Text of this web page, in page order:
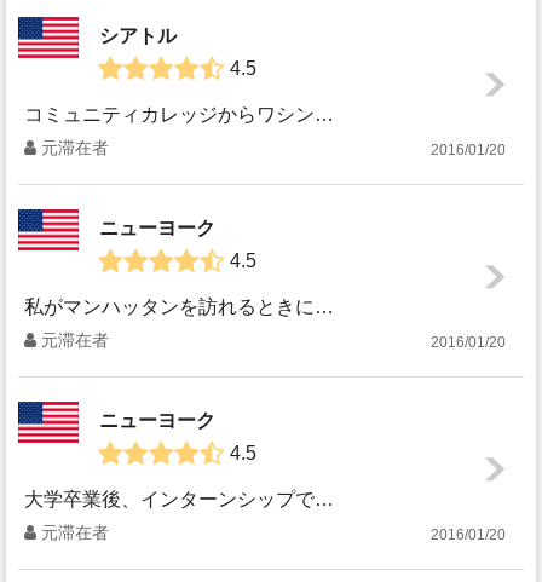
シアトル
4.5
コミュニティカレッジからワシントン大学に編入した３年間をシアトルで過ごしました。 他の方がおっしゃっているように、曇りと雨の日ばかり。でも夏の２ヶ月は何と...
元滞在者 2016/01/20
ニューヨーク
4.5
私がマンハッタンを訪れるときに一番好きだった地域はイーストビレッジです。 かわいいカフェやお店がいっぱいあるのですが、ここでは私が好きだったカフェを紹介し...
元滞在者 2016/01/20
ニューヨーク
4.5
大学卒業後、インターンシップで１年間ニューヨークの非営利団体と劇場で働きました。 ここでは私の住んでいたアパートと、周辺の環境を紹介したいと思います。 住...
元滞在者 2016/01/20